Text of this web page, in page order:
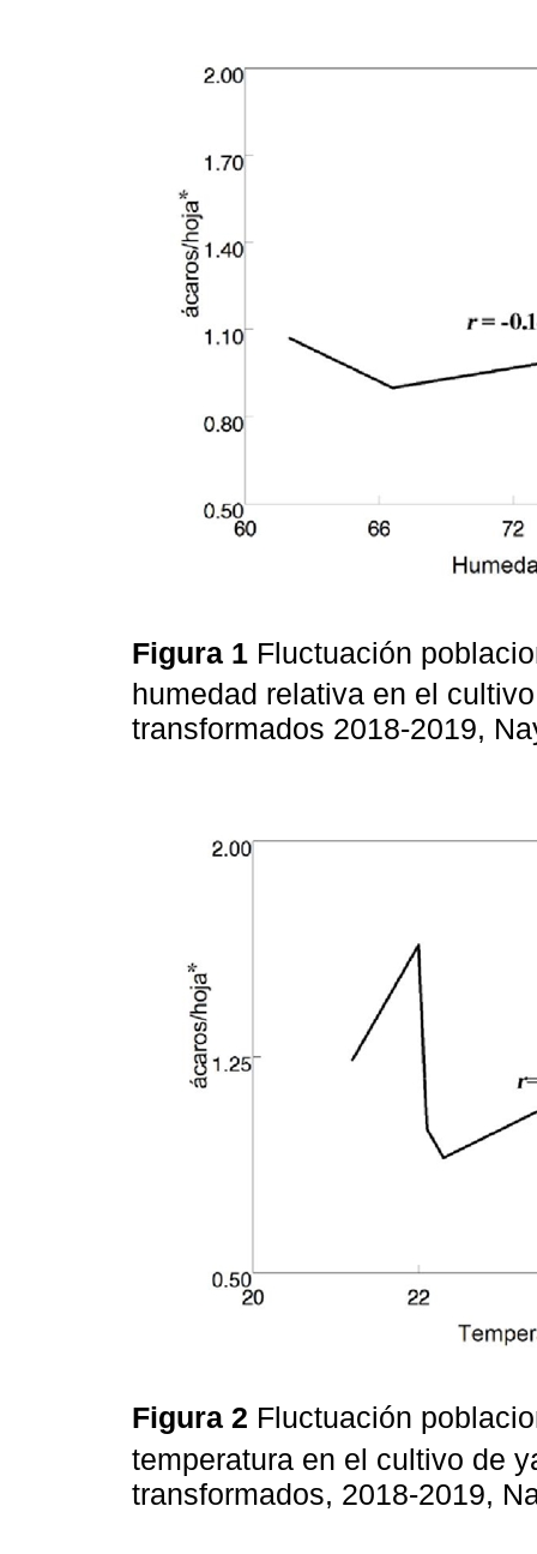
Figura 1 Fluctuación
humedad relativa en el
transformados 2018-2019,
Figura 2 Fluctuación
temperatura en el cultivo de
transformados, 2018-2019,